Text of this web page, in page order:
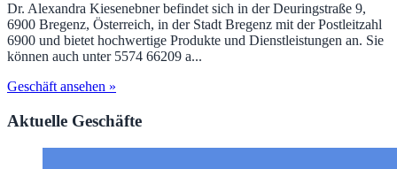
Dr. Alexandra Kiesenebner befindet sich in der Deuringstraße 9,
6900 Bregenz, Österreich, in der Stadt Bregenz mit der Postleitzahl
6900 und bietet hochwertige Produkte und Dienstleistungen an. Sie
können auch unter 5574 66209 a...
Geschäft ansehen »
Aktuelle Geschäfte